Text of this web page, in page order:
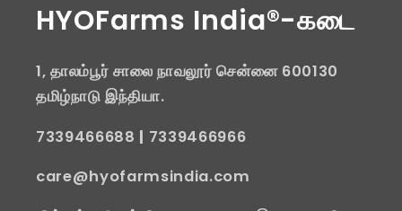
HYOFarms India®-கடை
1, தாலம்பூர் சாலை நாவலூர் சென்னை 600130
தமிழ்நாடு இந்தியா.
7339466688 | 7339466966
care@hyofarmsindia.com